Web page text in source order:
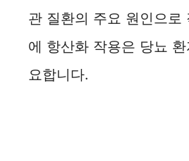
관 질환의 주요 원인으로
에 항산화 작용은 당뇨
요합니다.